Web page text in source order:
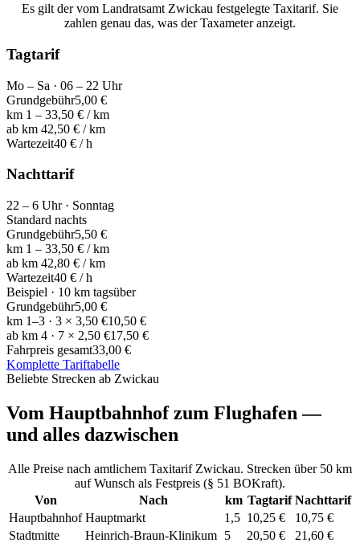
Es gilt der vom Landratsamt Zwickau festgelegte Taxitarif. Sie
zahlen genau das, was der Taxameter anzeigt.
Tagtarif
Mo – Sa · 06 – 22 Uhr
Grundgebühr5,00 €
km 1 – 33,50 € / km
ab km 42,50 € / km
Wartezeit40 € / h
Nachttarif
22 – 6 Uhr · Sonntag
Standard nachts
Grundgebühr5,50 €
km 1 – 33,50 € / km
ab km 42,80 € / km
Wartezeit40 € / h
Beispiel · 10 km tagsüber
Grundgebühr5,00 €
km 1–3 · 3 × 3,50 €10,50 €
ab km 4 · 7 × 2,50 €17,50 €
Fahrpreis gesamt33,00 €
Komplette Tariftabelle
Beliebte Strecken ab Zwickau
Vom Hauptbahnhof zum Flughafen —
und alles dazwischen
Von Nach km Tagtarif Nachttarif
Hauptbahnhof Hauptmarkt 1,5 10,25 €
10,75 €
Stadtmitte
Heinrich-Braun-Klinikum 5 20,50 €
21,60 €
Alle Preise nach amtlichem Taxitarif Zwickau. Strecken über 50 km
auf Wunsch als Festpreis (§ 51 BOKraft).